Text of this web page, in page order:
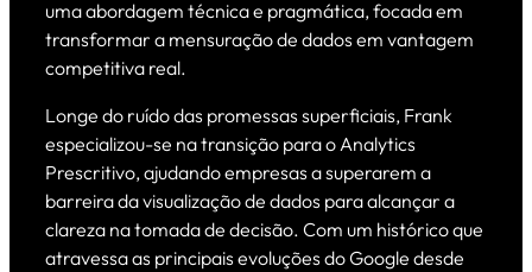
uma abordagem técnica e pragmática, focada em
transformar a mensuração de dados em vantagem
competitiva real.
Longe do ruído das promessas superficiais, Frank
especializou-se na transição para o Analytics
Prescritivo, ajudando empresas a superarem a
barreira da visualização de dados para alcançar a
clareza na tomada de decisão. Com um histórico que
atravessa as principais evoluções do Google desde